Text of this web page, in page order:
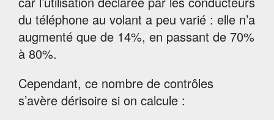
du téléphone au volant a peu varié : elle n’a
augmenté que de 14%, en passant de 70%
à 80%.
Cependant, ce nombre de contrôles
s’avère dérisoire si on calcule :